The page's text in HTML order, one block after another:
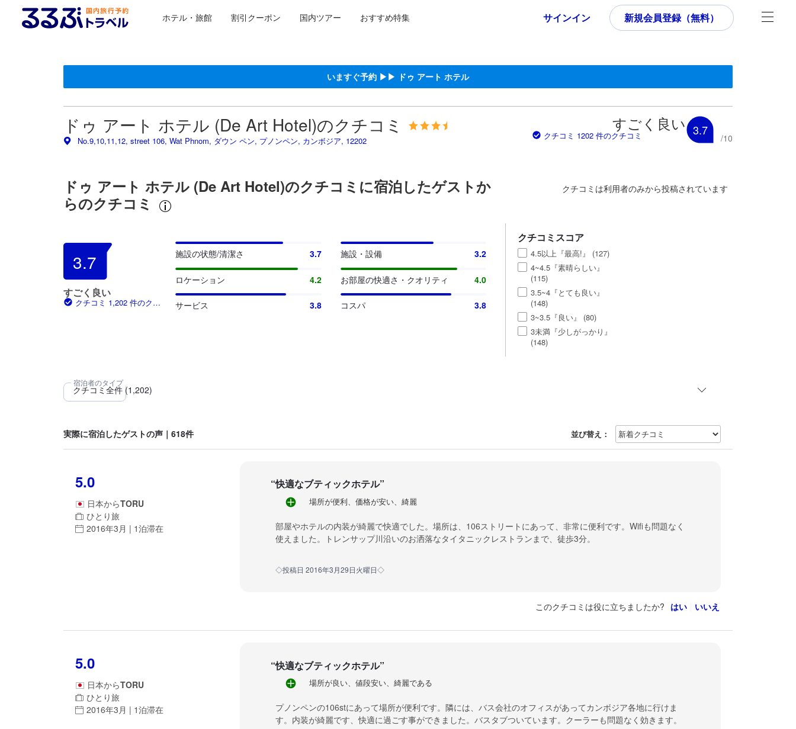
ホテル・旅館 割引クーポン 国内ツアー おすすめ特集 サインイン 新規会員登録（無料）
いますぐ予約 ▶▶ ドゥ アート ホテル
ドゥ アート ホテル (De Art Hotel)のクチコミ
No.9,10,11,12, street 106, Wat Phnom, ダウン ペン, プノンペン, カンボジア, 12202
すごく良い
クチコミ 1202 件のクチコミ 3.7
/10
ドゥ アート ホテル (De Art Hotel)のクチコミに宿泊したゲストか
らのクチコミ
クチコミは利用者のみから投稿されています
3.7
すごく良い
クチコミ 1,202 件のクチ
施設の状態/清潔さ 3.7 施設・設備 3.2
ロケーション 4.2 お部屋の快適さ・クオリティ 4.0
サービス 3.8 コスパ 3.8
クチコミスコア
4.5以上『最高!』 (127)
4~4.5『素晴らしい』
(115)
3.5~4『とても良い』
(148)
3~3.5『良い』 (80)
3未満『少しがっかり』
(148)
実際に宿泊したゲストの声｜618件 並び替え：
5.0
日本からTORU
ひとり旅
2016年3月 | 1泊滞在
“快適なブティックホテル”
場所が便利、価格が安い、綺麗
部屋やホテルの内装が綺麗で快適でした。場所は、106ストリートにあって、非常に便利です。Wifiも問題なく
使えました。トレンサップ川沿いのお洒落なタイタニックレストランまで、徒歩3分。
◇投稿日 2016年3月29日火曜日◇
このクチコミは役に立ちましたか? はい いいえ
5.0
日本からTORU
ひとり旅
2016年3月 | 1泊滞在
“快適なブティックホテル”
場所が良い、値段安い、綺麗である
プノンペンの106stにあって場所が便利です。隣には、バス会社のオフィスがあってカンボジア各地に行けま
す。内装が綺麗です、快適に過ごす事ができました。バスタブついています。クーラーも問題なく効きます。